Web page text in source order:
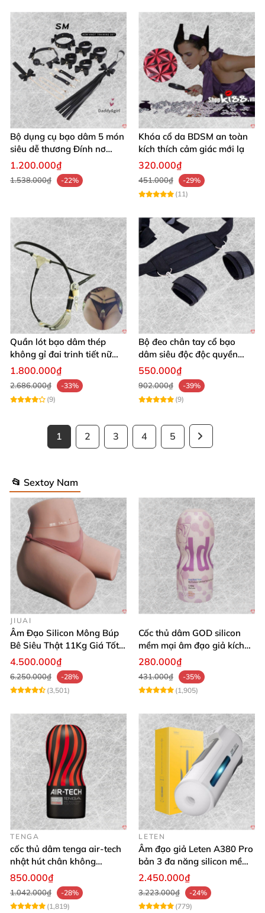
Bộ dụng cụ bạo dâm 5 món
siêu dễ thương Đính nơ
quyến rũ kích thích
1.200.000₫
1.538.000₫ -22%
Khóa cổ da BDSM an toàn
kích thích cảm giác mới lạ
320.000₫
451.000₫
-29%
(11)
Quần lót bạo dâm thép
không gỉ đai trinh tiết nữ
sexy kích thích
1.800.000₫
2.686.000₫
-33%
(9)
Bộ đeo chân tay cổ bạo
dâm siêu độc độc quyền
thoả mãn
550.000₫
902.000₫
-39%
(9)
1 2 3 4 5
📂 Sextoy Nam
JIUAI
Âm Đạo Silicon Mông Búp
Bê Siêu Thật 11Kg Giá Tốt
Hàng Nhật
4.500.000₫
6.250.000₫
-28%
(3,501)
Cốc thủ dâm GOD silicon
mềm mại âm đạo giả kích
thích mạnh mẽ
280.000₫
431.000₫
-35%
(1,905)
TENGA
cốc thủ dâm tenga air-tech
nhật hút chân không
silicone cao cấp nam
850.000₫
1.042.000₫
-28%
(1,819)
LETEN
Âm đạo giả Leten A380 Pro
bản 3 đa năng silicon mềm
mại
2.450.000₫
3.223.000₫
-24%
(779)